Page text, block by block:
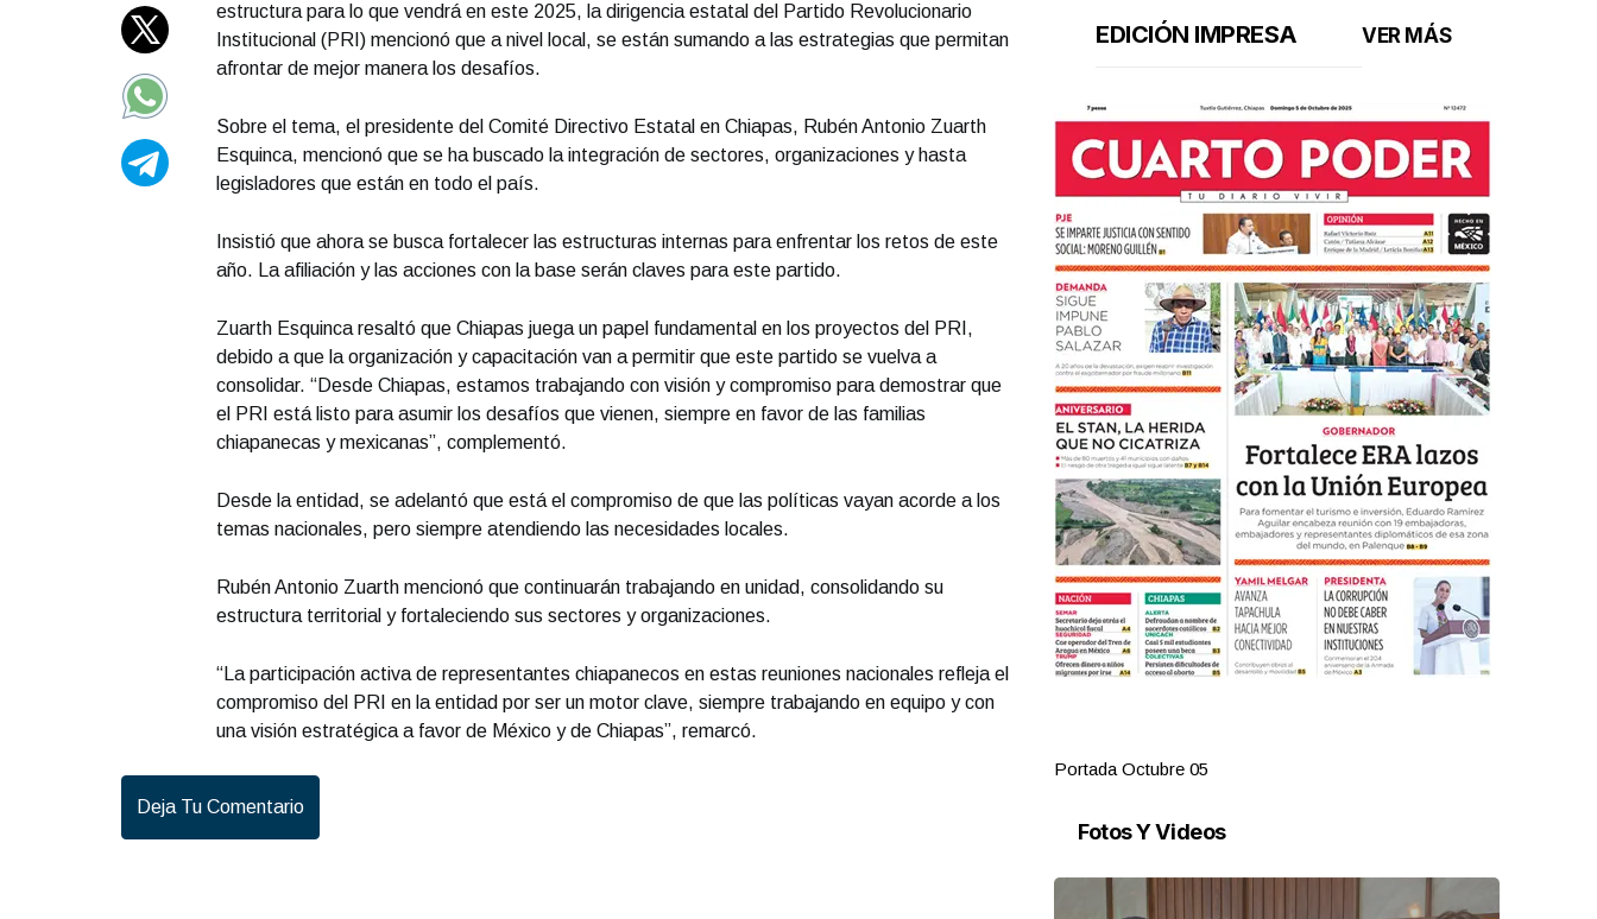
estructura para lo que vendrá en este 2025, la dirigencia estatal del Partido Revolucionario
Institucional (PRI) mencionó que a nivel local, se están sumando a las estrategias que permitan
afrontar de mejor manera los desafíos.
Sobre el tema, el presidente del Comité Directivo Estatal en Chiapas, Rubén Antonio Zuarth
Esquinca, mencionó que se ha buscado la integración de sectores, organizaciones y hasta
legisladores que están en todo el país.
Insistió que ahora se busca fortalecer las estructuras internas para enfrentar los retos de este
año. La afiliación y las acciones con la base serán claves para este partido.
Zuarth Esquinca resaltó que Chiapas juega un papel fundamental en los proyectos del PRI,
debido a que la organización y capacitación van a permitir que este partido se vuelva a
consolidar. “Desde Chiapas, estamos trabajando con visión y compromiso para demostrar que
el PRI está listo para asumir los desafíos que vienen, siempre en favor de las familias
chiapanecas y mexicanas”, complementó.
Desde la entidad, se adelantó que está el compromiso de que las políticas vayan acorde a los
temas nacionales, pero siempre atendiendo las necesidades locales.
Rubén Antonio Zuarth mencionó que continuarán trabajando en unidad, consolidando su
estructura territorial y fortaleciendo sus sectores y organizaciones.
“La participación activa de representantes chiapanecos en estas reuniones nacionales refleja el
compromiso del PRI en la entidad por ser un motor clave, siempre trabajando en equipo y con
una visión estratégica a favor de México y de Chiapas”, remarcó.
Deja Tu Comentario
EDICIÓN IMPRESA VER MÁS
Portada Octubre 05
Fotos Y Videos